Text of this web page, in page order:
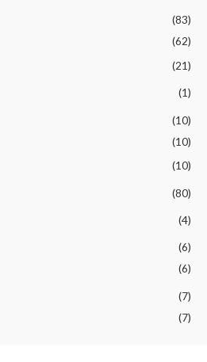
(83)
(62)
(21)
(1)
(10)
(10)
(10)
(80)
(4)
(6)
(6)
(7)
(7)